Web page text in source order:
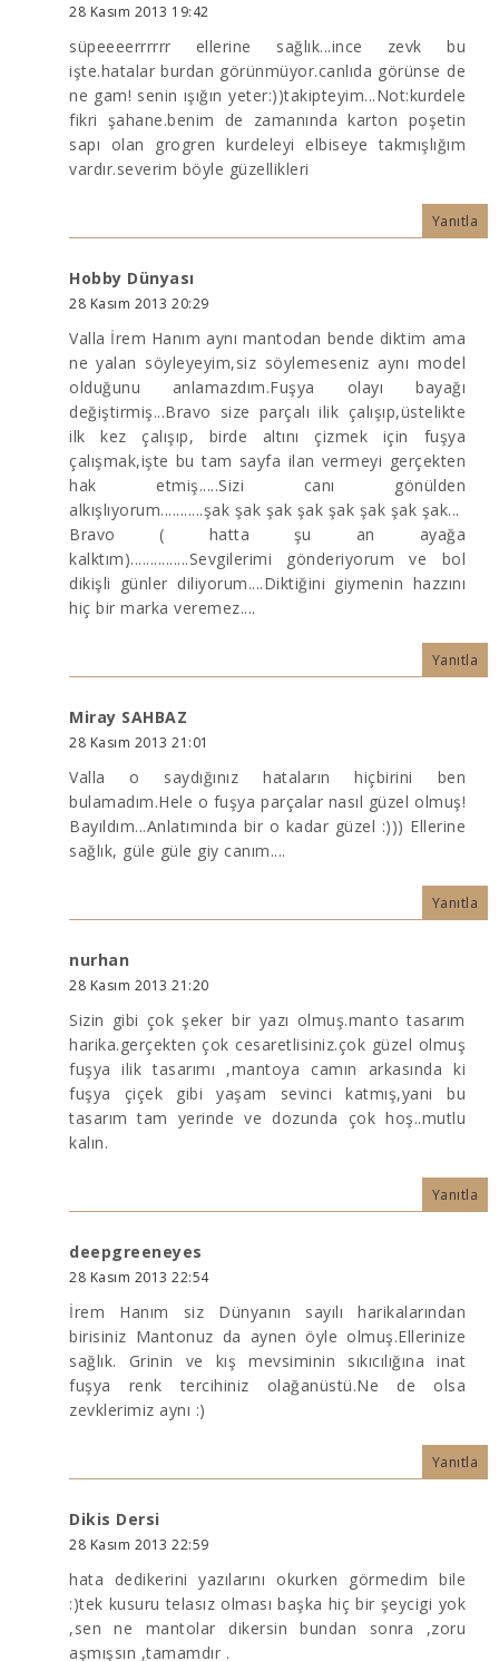
28 Kasım 2013 19:42
süpeeeerrrrrr ellerine sağlık...ince zevk bu
işte.hatalar burdan görünmüyor.canlıda görünse de
ne gam! senin ışığın yeter:))takipteyim...Not:kurdele
fikri şahane.benim de zamanında karton poşetin
sapı olan grogren kurdeleyi elbiseye takmışlığım
vardır.severim böyle güzellikleri
Yanıtla
Hobby Dünyası
28 Kasım 2013 20:29
Valla İrem Hanım aynı mantodan bende diktim ama
ne yalan söyleyeyim,siz söylemeseniz aynı model
olduğunu anlamazdım.Fuşya olayı bayağı
değiştirmiş...Bravo size parçalı ilik çalışıp,üstelikte
ilk kez çalışıp, birde altını çizmek için fuşya
çalışmak,işte bu tam sayfa ilan vermeyi gerçekten
hak etmiş.....Sizi canı gönülden
alkışlıyorum...........şak şak şak şak şak şak şak şak...
Bravo ( hatta şu an ayağa
kalktım)...............Sevgilerimi gönderiyorum ve bol
dikişli günler diliyorum....Diktiğini giymenin hazzını
hiç bir marka veremez....
Yanıtla
Miray SAHBAZ
28 Kasım 2013 21:01
Valla o saydığınız hataların hiçbirini ben
bulamadım.Hele o fuşya parçalar nasıl güzel olmuş!
Bayıldım...Anlatımında bir o kadar güzel :))) Ellerine
sağlık, güle güle giy canım....
Yanıtla
nurhan
28 Kasım 2013 21:20
Sizin gibi çok şeker bir yazı olmuş.manto tasarım
harika.gerçekten çok cesaretlisiniz.çok güzel olmuş
fuşya ilik tasarımı ,mantoya camın arkasında ki
fuşya çiçek gibi yaşam sevinci katmış,yani bu
tasarım tam yerinde ve dozunda çok hoş..mutlu
kalın.
Yanıtla
deepgreeneyes
28 Kasım 2013 22:54
İrem Hanım siz Dünyanın sayılı harikalarından
birisiniz Mantonuz da aynen öyle olmuş.Ellerinize
sağlık. Grinin ve kış mevsiminin sıkıcılığına inat
fuşya renk tercihiniz olağanüstü.Ne de olsa
zevklerimiz aynı :)
Yanıtla
Dikis Dersi
28 Kasım 2013 22:59
hata dedikerini yazılarını okurken görmedim bile
:)tek kusuru telasız olması başka hiç bir şeycigi yok
,sen ne mantolar dikersin bundan sonra ,zoru
aşmışsın ,tamamdır .